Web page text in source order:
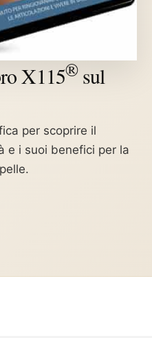
X115®sul
per scoprire il
e i suoi benefici per la